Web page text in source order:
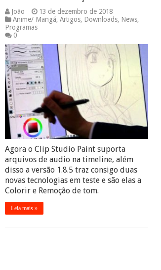
João
13 de dezembro de 2018
Anime/ Mangá, Artigos, Downloads, News,
Programas
0
Agora o Clip Studio Paint suporta
arquivos de audio na timeline, além
disso a versão 1.8.5 traz consigo duas
novas tecnologias em teste e são elas a
Colorir e Remoção de tom.
Leia mais »